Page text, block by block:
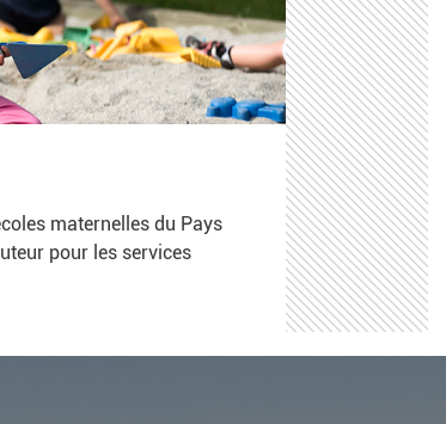
maternelles du Pays
pour les services